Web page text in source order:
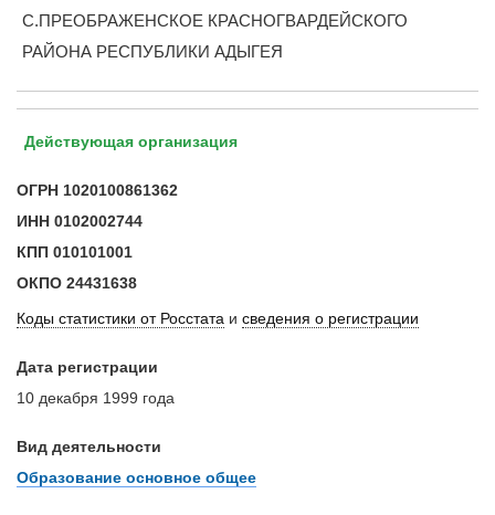
С.ПРЕОБРАЖЕНСКОЕ КРАСНОГВАРДЕЙСКОГО
РАЙОНА РЕСПУБЛИКИ АДЫГЕЯ
Действующая организация
ОГРН 1020100861362
ИНН 0102002744
КПП 010101001
ОКПО 24431638
Коды статистики от Росстата и сведения о регистрации
Дата регистрации
10 декабря 1999 года
Вид деятельности
Образование основное общее